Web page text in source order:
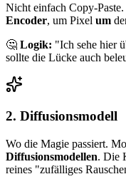
Nicht einfach Copy-
Encoder, um Pixel um
🤔 Logik: "Ich sehe hier
sollte die Lücke auch
2. Diffusionsmodell
Wo die Magie passiert.
Diffusionsmodellen. Die
reines "zufälliges